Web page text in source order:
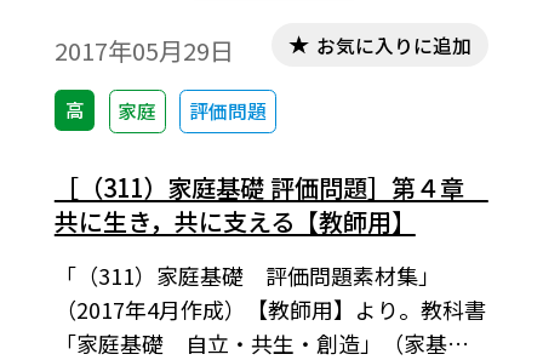
2017年05月29日
高 家庭 評価問題
お気に入りに追加
［（311）家庭基礎 評価問題］第４章
共に生き，共に支える【教師用】
「（311）家庭基礎 評価問題素材集」
（2017年4月作成）【教師用】より。教科書
「家庭基礎 自立・共生・創造」（家基